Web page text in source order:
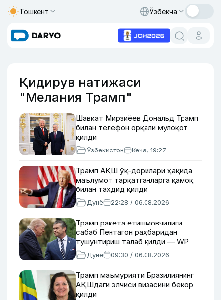
Тошкент Ўзбекча
Қидирув натижаси
"Мелания Трамп"
Шавкат Мирзиёев Дональд Трамп
билан телефон орқали мулоқот
қилди
Ўзбекистон Кеча, 19:27
Трамп АҚШ ўқ-дорилари ҳақида
маълумот тарқатганларга қамоқ
билан таҳдид қилди
Дунё 22:28 / 06.08.2026
Трамп ракета етишмовчилиги
сабаб Пентагон раҳбаридан
тушунтириш талаб қилди — WP
Дунё 09:30 / 06.08.2026
Трамп маъмурияти Бразилиянинг
АҚШдаги элчиси визасини бекор
қилди